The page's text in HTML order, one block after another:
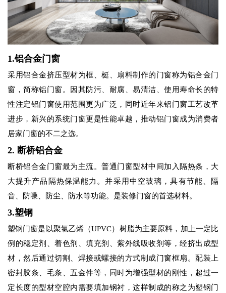
1.铝合金门窗
采用铝合金挤压型材为框、梃、扇料制作的门窗称为铝合金门
窗，简称铝门窗。因其防污、耐腐、易清洁、使用寿命长的特
性注定铝门窗使用范围更为广泛，同时近年来铝门窗工艺改革
进步，新兴的系统门窗更是性能卓越，推动铝门窗成为消费者
居家门窗的不二之选。
2. 断桥铝合金
断桥铝合金门窗最为主流。普通门窗型材中间加入隔热条，大
大提升产品隔热保温能力。并采用中空玻璃，具有节能、隔
音、防噪、防尘、防水等功能。是装修门窗的首选材料。
3.塑钢
塑钢门窗是以聚氯乙烯（UPVC）树脂为主要原料，加上一定比
例的稳定剂、着色剂、填充剂、紫外线吸收剂等，经挤出成型
材，然后通过切割、焊接或螺接的方式制成门窗框扇。配装上
密封胶条、毛条、五金件等，同时为增强型材的刚性，超过一
定长度的型材空腔内需要填加钢衬，这样制成的称之为塑钢门